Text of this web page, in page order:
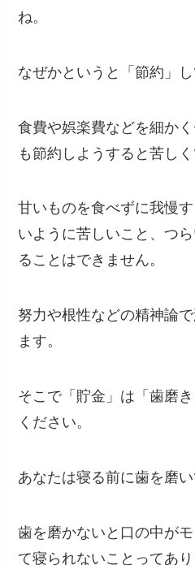
ね。
なぜかというと「節約」し
食費や娯楽費などを細か
も節約しようすると苦し
甘いものを食べずに我慢
いように苦しいこと、つ
ることはできません。
努力や根性などの精神論
ます。
そこで「貯金」は「歯磨
ください。
あなたは寝る前に歯を磨い
歯を磨かないと口の中が
て寝られないことってあり